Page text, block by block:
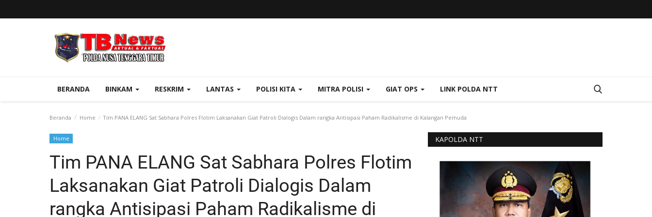
BERANDA BINKAM RESKRIM LANTAS POLISI KITA MITRA POLISI GIAT OPS LINK POLDA NTT
Beranda Home Tim PANA ELANG Sat Sabhara Polres Flotim Laksanakan Giat Patroli Dialogis Dalam rangka Antisipasi Paham Radikalisme di Kalangan Pemuda
Home
Tim PANA ELANG Sat Sabhara Polres Flotim
Laksanakan Giat Patroli Dialogis Dalam
rangka Antisipasi Paham Radikalisme di
KAPOLDA NTT